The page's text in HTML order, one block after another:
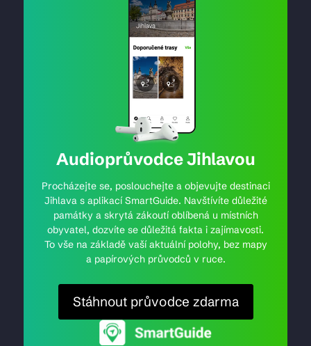
Audioprůvodce Jihlavou
Procházejte se, poslouchejte a objevujte destinaci
Jihlava s aplikací SmartGuide. Navštívíte důležité
památky a skrytá zákoutí oblíbená u místních
obyvatel, dozvíte se důležitá fakta i zajímavosti.
To vše na základě vaší aktuální polohy, bez mapy
a papírových průvodců v ruce.
Stáhnout průvodce zdarma